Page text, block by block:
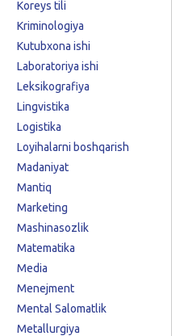
Koreys tili
Kriminologiya
Kutubxona ishi
Laboratoriya ishi
Leksikografiya
Lingvistika
Logistika
Loyihalarni boshqarish
Madaniyat
Mantiq
Marketing
Mashinasozlik
Matematika
Media
Menejment
Mental Salomatlik
Metallurgiya